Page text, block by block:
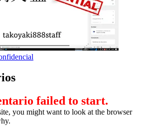
failed to start.
you might want to look at the browser